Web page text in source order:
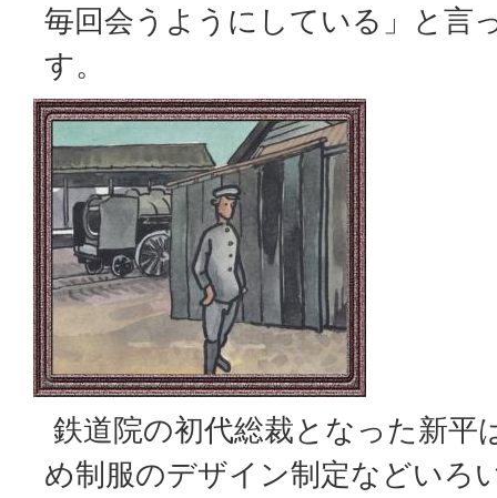
毎回会うようにしている」と言
す。
鉄道院の初代総裁となった新平
め制服のデザイン制定などいろ